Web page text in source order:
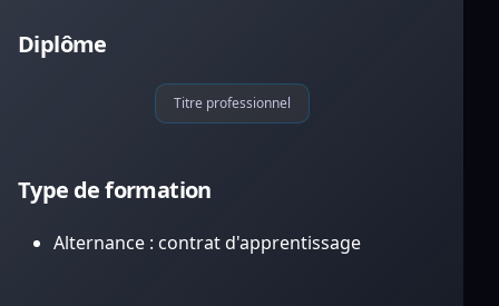
Diplôme
Titre professionnel
Type de formation
Alternance : contrat d'apprentissage